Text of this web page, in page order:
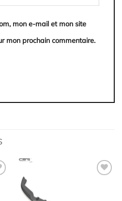
mon e-mail et mon site
mon prochain commentaire.